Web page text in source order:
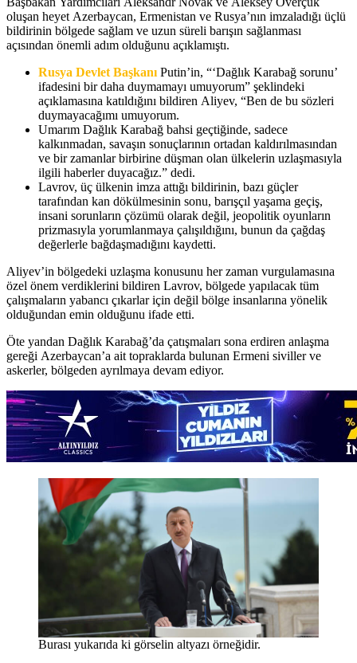
oluşan heyet Azerbaycan, Ermenistan ve Rusya’nın imzaladığı üçlü
bildirinin bölgede sağlam ve uzun süreli barışın sağlanması
açısından önemli adım olduğunu açıklamıştı.
Rusya Devlet Başkanı Putin’in, “‘Dağlık Karabağ sorunu’
ifadesini bir daha duymamayı umuyorum” şeklindeki
açıklamasına katıldığını bildiren Aliyev, “Ben de bu sözleri
duymayacağımı umuyorum.
Umarım Dağlık Karabağ bahsi geçtiğinde, sadece
kalkınmadan, savaşın sonuçlarının ortadan kaldırılmasından
ve bir zamanlar birbirine düşman olan ülkelerin uzlaşmasıyla
ilgili haberler duyacağız.” dedi.
Lavrov, üç ülkenin imza attığı bildirinin, bazı güçler
tarafından kan dökülmesinin sonu, barışçıl yaşama geçiş,
insani sorunların çözümü olarak değil, jeopolitik oyunların
prizmasıyla yorumlanmaya çalışıldığını, bunun da çağdaş
değerlerle bağdaşmadığını kaydetti.
Aliyev’in bölgedeki uzlaşma konusunu her zaman vurgulamasına
özel önem verdiklerini bildiren Lavrov, bölgede yapılacak tüm
çalışmaların yabancı çıkarlar için değil bölge insanlarına yönelik
olduğundan emin olduğunu ifade etti.
Öte yandan Dağlık Karabağ’da çatışmaları sona erdiren anlaşma
gereği Azerbaycan’a ait topraklarda bulunan Ermeni siviller ve
askerler, bölgeden ayrılmaya devam ediyor.
Burası yukarıda ki görselin altyazı örneğidir.